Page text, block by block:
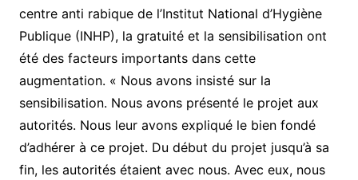
centre anti rabique de l’Institut National d’Hygiène
Publique (INHP), la gratuité et la sensibilisation ont
été des facteurs importants dans cette
augmentation. « Nous avons insisté sur la
sensibilisation. Nous avons présenté le projet aux
autorités. Nous leur avons expliqué le bien fondé
d’adhérer à ce projet. Du début du projet jusqu’à sa
fin, les autorités étaient avec nous. Avec eux, nous